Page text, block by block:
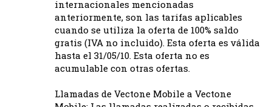
internacionales mencionadas
anteriormente, son las tarifas aplicables
cuando se utiliza la oferta de 100% saldo
gratis (IVA no incluido). Esta oferta es válida
hasta el 31/05/10. Esta oferta no es
acumulable con otras ofertas.
Llamadas de Vectone Mobile a Vectone